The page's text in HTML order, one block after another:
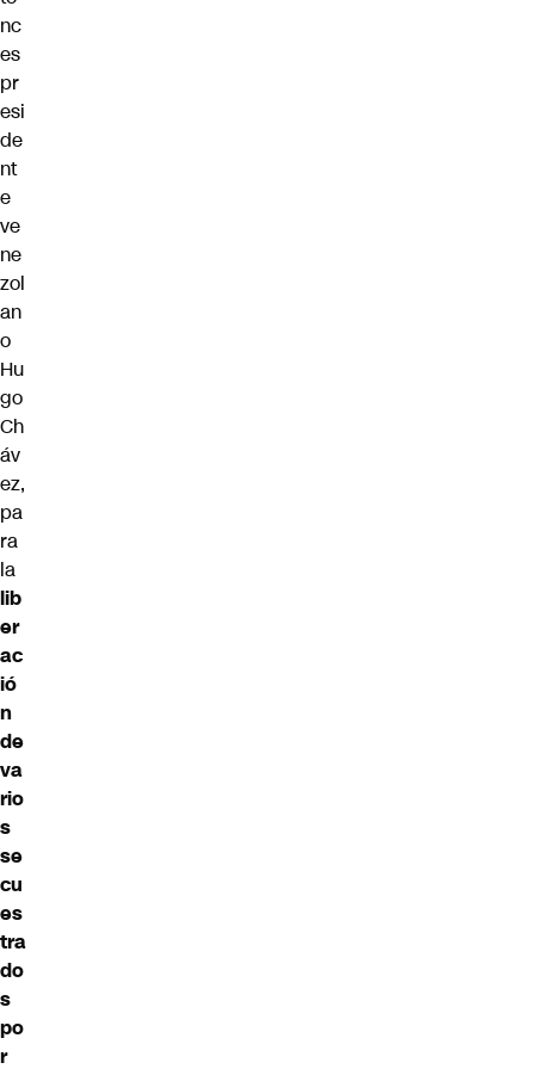
nc
es
pr
esi
de
nt
e
ve
ne
zol
an
o
Hu
go
Ch
áv
ez,
pa
ra
la
lib
er
ac
ió
n
de
va
rio
s
se
cu
es
tra
do
s
po
r